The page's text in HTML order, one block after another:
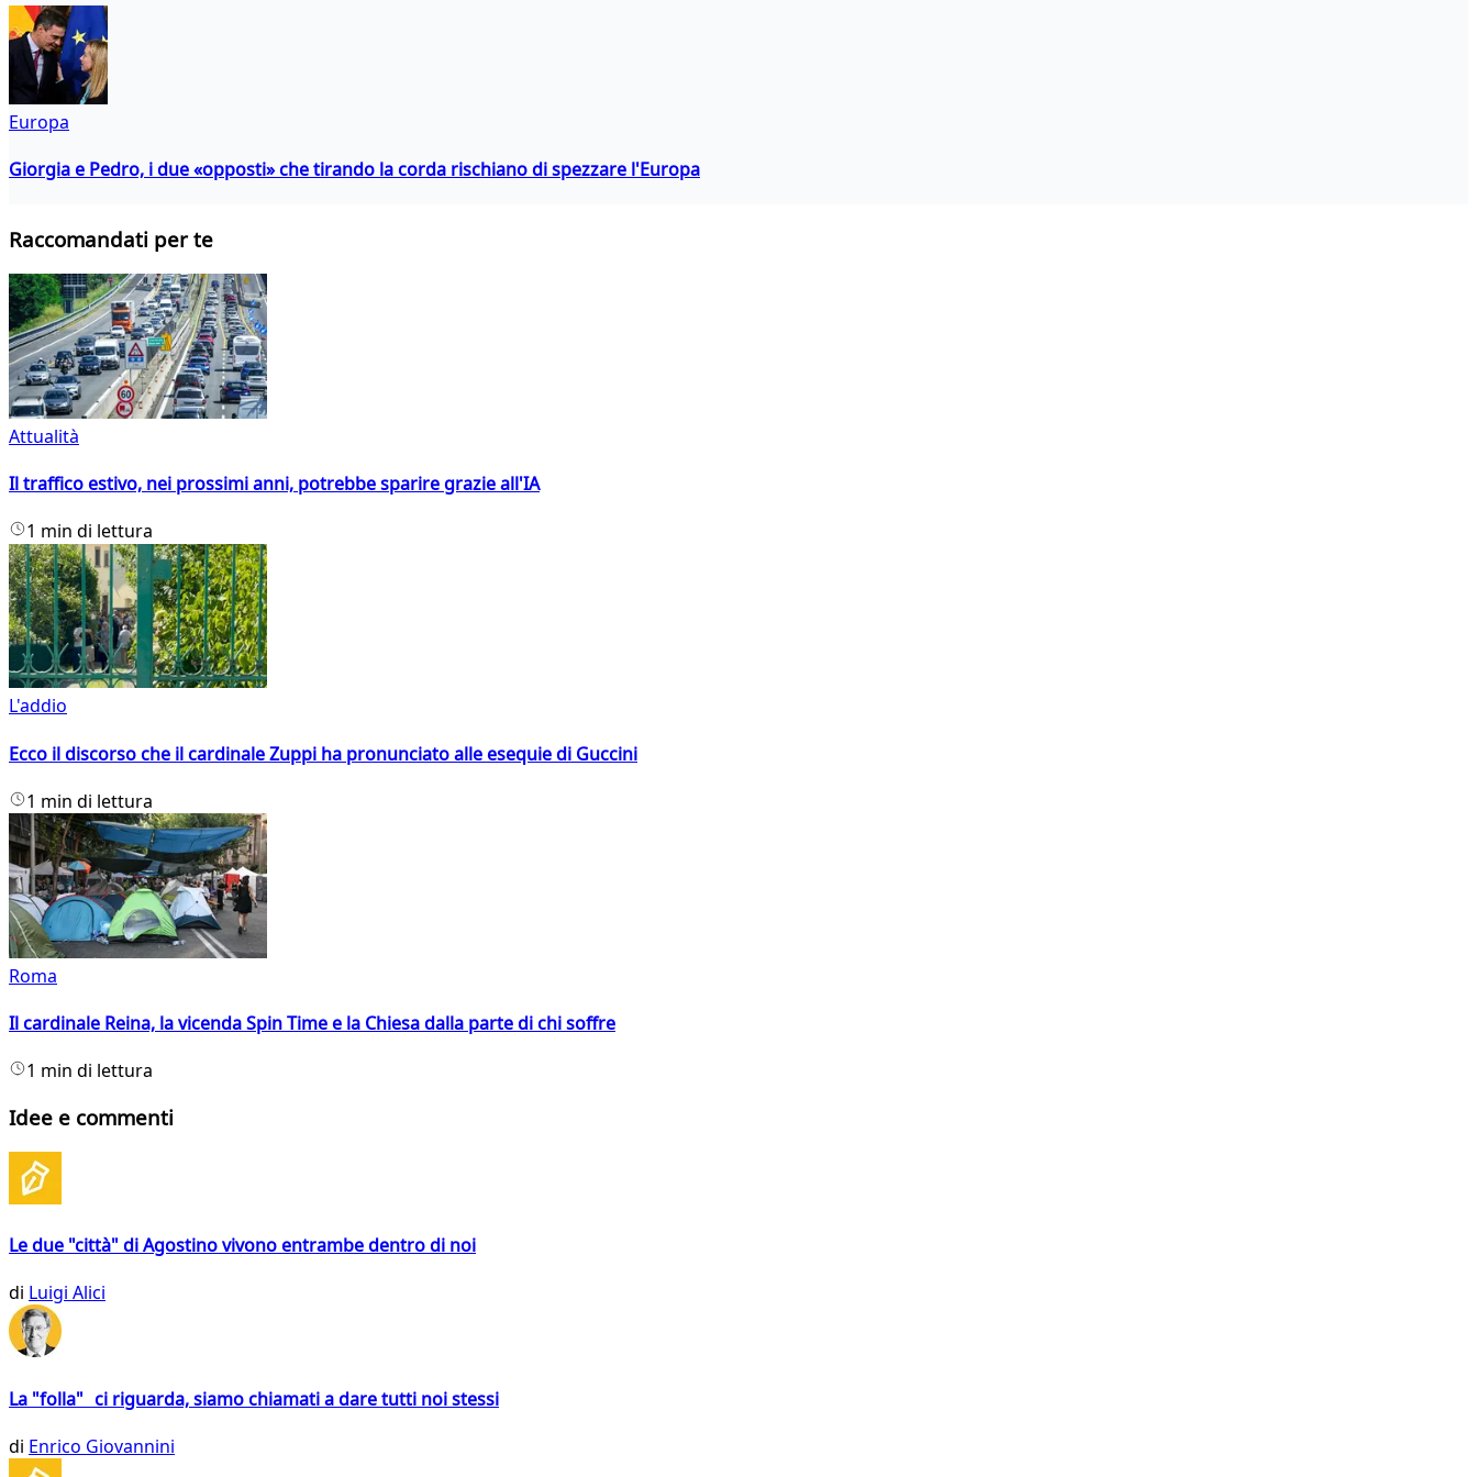
Europa
Giorgia e Pedro, i due «opposti» che tirando la corda rischiano di spezzare l'Europa
Raccomandati per te
Attualità
Il traffico estivo, nei prossimi anni, potrebbe sparire grazie all'IA
1 min di lettura
L'addio
Ecco il discorso che il cardinale Zuppi ha pronunciato alle esequie di Guccini
1 min di lettura
Roma
Il cardinale Reina, la vicenda Spin Time e la Chiesa dalla parte di chi soffre
1 min di lettura
Idee e commenti
Le due "città" di Agostino vivono entrambe dentro di noi
di Luigi Alici
La "folla" ci riguarda, siamo chiamati a dare tutti noi stessi
di Enrico Giovannini